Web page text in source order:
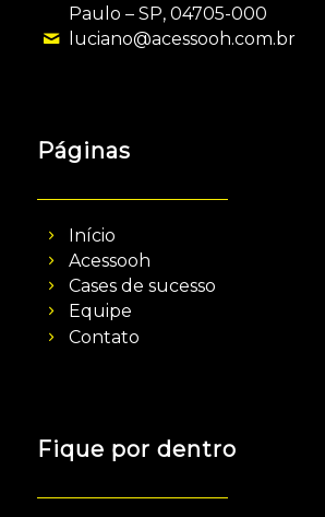
Paulo – SP, 04705-000
luciano@acessooh.com.br
Páginas
Início
Acessooh
Cases de sucesso
Equipe
Contato
Fique por dentro